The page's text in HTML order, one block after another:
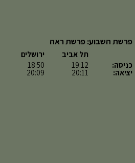
פרשת השבוע: פרשת ראה
כניסה:
יציאה:
תל אביב
19:12
20:11
ירושלים
18:50
20:09